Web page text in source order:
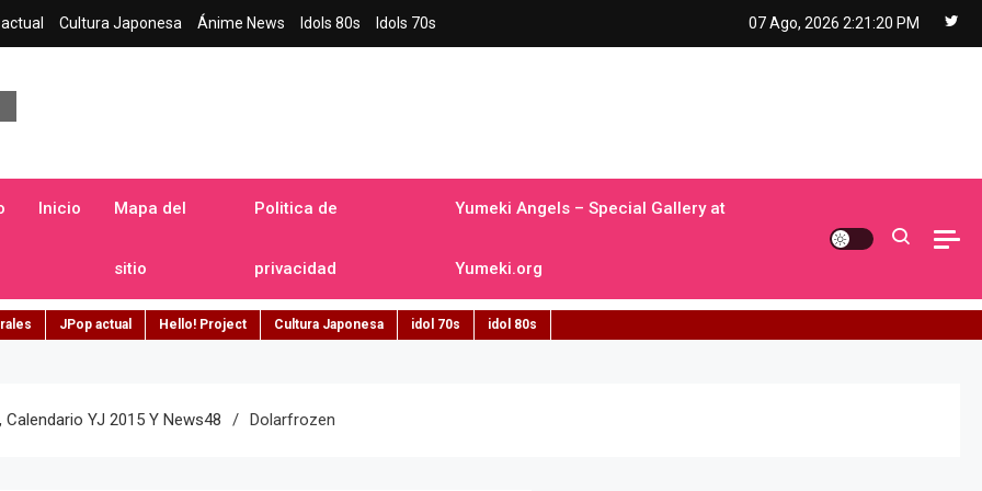
Cultura Japonesa Ánime News Idols 80s Idols 70s 07 Ago, 2026 2:21:21 PM
Inicio Mapa del
sitio
Politica de
privacidad
Yumeki Angels – Special Gallery at
Yumeki.org
JPop actual Hello! Project Cultura Japonesa idol 70s idol 80s
Calendario YJ 2015 Y News48 Dolarfrozen